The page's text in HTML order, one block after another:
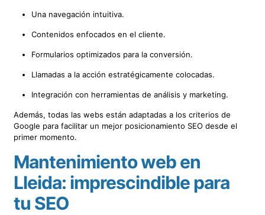
Una navegación intuitiva.
Contenidos enfocados en el cliente.
Formularios optimizados para la conversión.
Llamadas a la acción estratégicamente colocadas.
Integración con herramientas de análisis y marketing.
Además, todas las webs están adaptadas a los criterios de
Google para facilitar un mejor posicionamiento SEO desde el
primer momento.
Mantenimiento web en
Lleida: imprescindible para
tu SEO